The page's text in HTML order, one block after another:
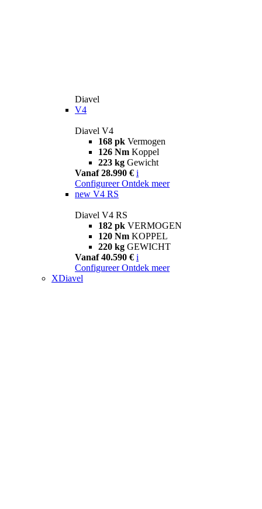
Diavel
V4
Diavel V4
168 pk Vermogen
126 Nm Koppel
223 kg Gewicht
Vanaf 28.990 € i
Configureer Ontdek meer
new V4 RS
Diavel V4 RS
182 pk VERMOGEN
120 Nm KOPPEL
220 kg GEWICHT
Vanaf 40.590 € i
Configureer Ontdek meer
XDiavel